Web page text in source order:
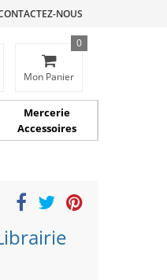
NOUS
Mon Panier
0
Mercerie
Accessoires